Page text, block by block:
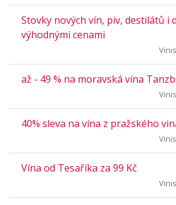
Stovky nových vín, piv, destilátů i
výhodnými cenami
až - 49 % na moravská vína
40% sleva na vína z pražského
Vína od Tesaříka za 99 Kč